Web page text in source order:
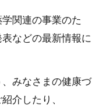
関連の事業のた
などの最新情報に
みなさまの健康づ
介したり、